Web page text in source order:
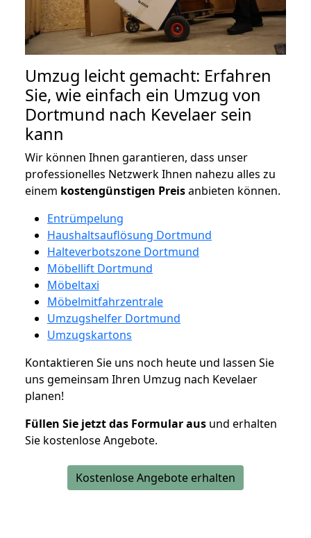
Umzug leicht gemacht: Erfahren
Sie, wie einfach ein Umzug von
Dortmund nach Kevelaer sein
kann
Wir können Ihnen garantieren, dass unser
professionelles Netzwerk Ihnen nahezu alles zu
einem kostengünstigen Preisanbieten können.
Entrümpelung
Haushaltsauflösung Dortmund
Halteverbotszone Dortmund
Möbellift Dortmund
Möbeltaxi
Möbelmitfahrzentrale
Umzugshelfer Dortmund
Umzugskartons
Kontaktieren Sie uns noch heute und lassen Sie
uns gemeinsam Ihren Umzug nach Kevelaer
planen!
Füllen Sie jetzt das Formular aus und erhalten
Sie kostenlose Angebote.
Kostenlose Angebote erhalten